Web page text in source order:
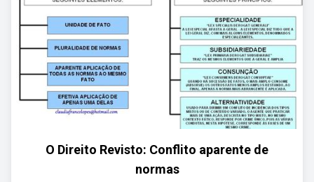
O Direito Revisto: Conflito aparente de
normas